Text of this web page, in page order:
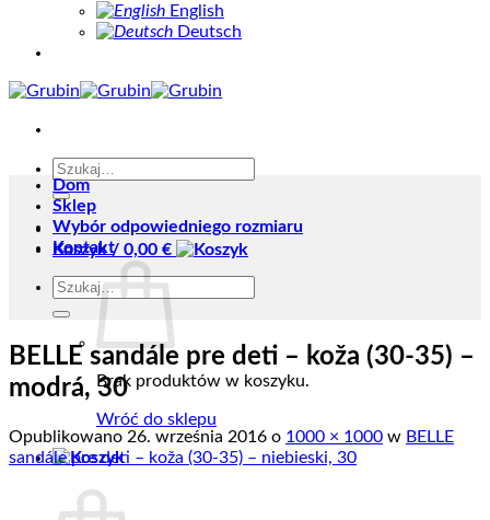
English
Deutsch
Szukaj:
Koszyk / 0,00 €
Brak produktów w koszyku.
Wróć do sklepu
Dom
Sklep
Wybór odpowiedniego rozmiaru
Kontakt
Szukaj:
BELLE sandále pre deti – koža (30-35) –
modrá, 30
Opublikowano 26. września 2016 o 1000 × 1000 w BELLE
sandále pre deti – koža (30-35) – niebieski, 30